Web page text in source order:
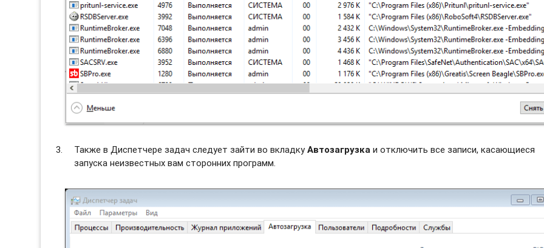
Также в Диспетчере задач следует зайти во вкладкуАвтозагрузка и отключить все записи, касающиеся
запуска неизвестных вам сторонних программ.